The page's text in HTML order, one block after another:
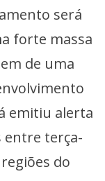
será
forte massa
de uma
emitiu alerta
entre terça-
do